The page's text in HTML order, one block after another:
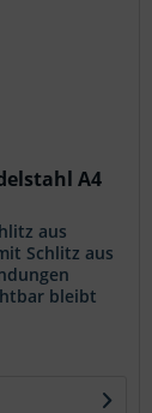
A4
aus
Schlitz aus
bleibt